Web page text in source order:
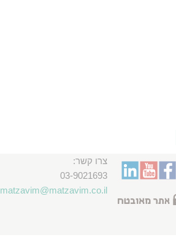
צרו קשר:
03-9021693
matzavim@matzavim.co.il